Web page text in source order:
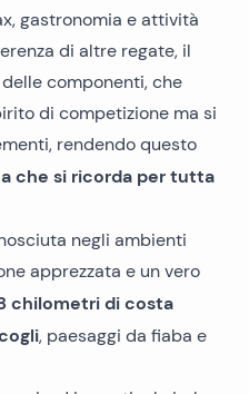
gastronomia e attività
di altre regate, il
componenti, che
di competizione ma si
rendendo questo
che si ricorda per tutta
negli ambienti
apprezzata e un vero
chilometri di costa
, paesaggi da fiaba e